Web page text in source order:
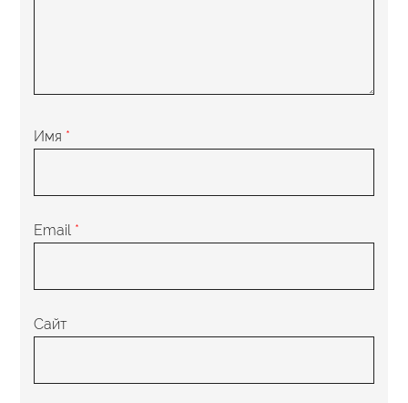
Имя *
Email *
Сайт